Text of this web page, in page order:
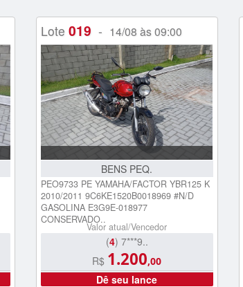
Lote 019 - 14/08 às 09:00
BENS PEQ.
PEO9733 PE YAMAHA/FACTOR YBR125 K
2010/2011 9C6KE1520B0018969 #N/D
GASOLINA E3G9E-018977
CONSERVADO..
Valor atual/Vencedor
(4) 7***9..
R$ 1.200,00
Dê seu lance